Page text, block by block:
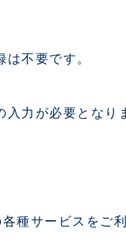
不要です。
力が必要となり
種サービスをご